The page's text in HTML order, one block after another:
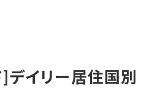
デイリー居住国別